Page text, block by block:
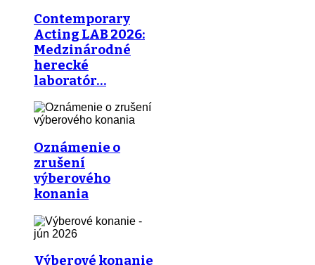
Contemporary
Acting LAB 2026:
Medzinárodné
herecké
laboratór…
Oznámenie o
zrušení
výberového
konania
Výberové konanie